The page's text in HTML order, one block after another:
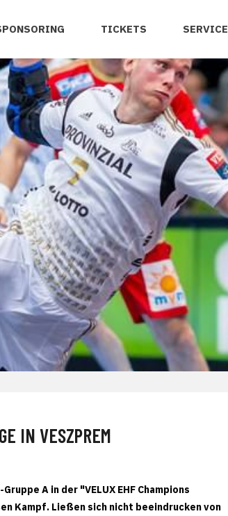
TICKETS SERVICE
IN VESZPREM
A in der "VELUX EHF Champions
Kampf. Ließen sich nicht beeindrucken von